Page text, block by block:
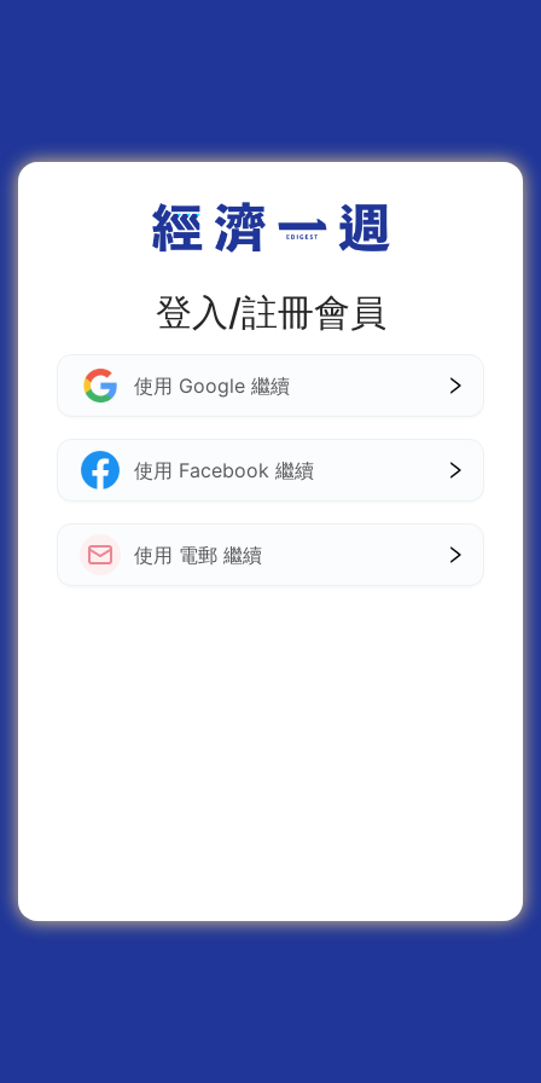
登入/註冊會員
使用 Google 繼續
使用 Facebook 繼續
使用 電郵 繼續